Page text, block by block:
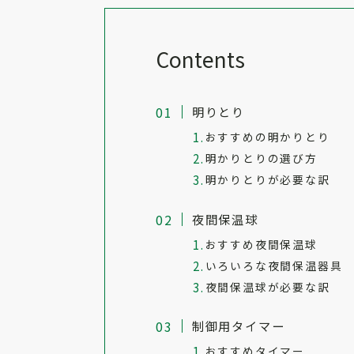
Contents
明りとり
おすすめの明かりとり
明かりとりの選び方
明かりとりが必要な訳
夜間保温球
おすすめ夜間保温球
いろいろな夜間保温器具
夜間保温球が必要な訳
制御用タイマー